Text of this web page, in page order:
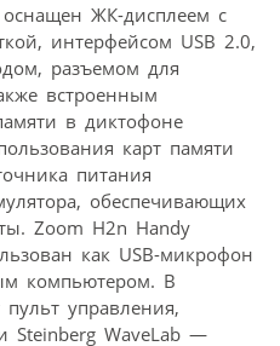
ЖК-дисплеем с
интерфейсом USB 2.0,
разъемом для
встроенным
в диктофоне
карт памяти
питания
обеспечивающих
Zoom H2n Handy
как USB-микрофон
компьютером. В
управления,
Steinberg WaveLab —